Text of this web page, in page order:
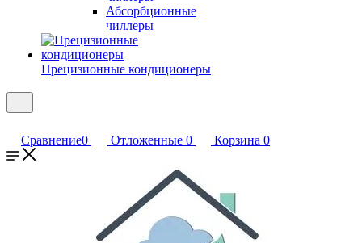
Абсорбционные
чиллеры
Прецизионные кондиционеры
Сравнение0 Отложенные 0 Корзина 0